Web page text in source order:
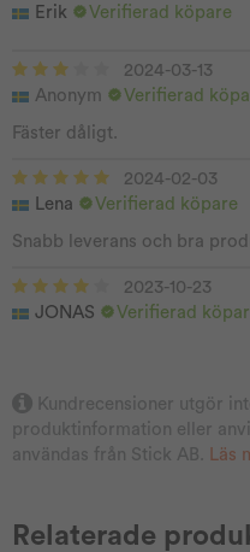
Erik
Verifierad köpare
2024-03-13
Anonym
Verifierad
Fäster dåligt.
2024-02-03
Lena
Verifierad köpare
Snabb leverans och bra
2023-10-23
JONAS
Verifierad
Kundrecensioner utgör
produktinformation eller
användas från Stick AB.
Läs
Relaterade